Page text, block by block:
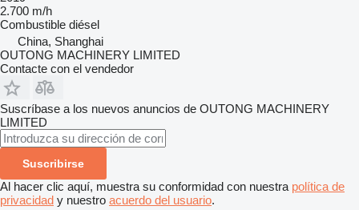
2.700 m/h
Combustible diésel
China, Shanghai
OUTONG MACHINERY LIMITED
Contacte con el vendedor
Suscríbase a los nuevos anuncios de OUTONG MACHINERY
LIMITED
Suscribirse
Al hacer clic aquí, muestra su conformidad con nuestra política de
privacidad y nuestro acuerdo del usuario.